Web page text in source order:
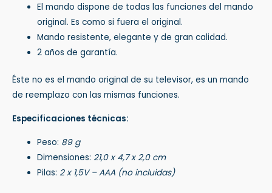
El mando dispone de todas las funciones del mando
original. Es como si fuera el original.
Mando resistente, elegante y de gran calidad.
2 años de garantía.
Éste no es el mando original de su televisor, es un mando
de reemplazo con las mismas funciones.
Especificaciones técnicas:
Peso: 89 g
Dimensiones:21,0 x 4,7 x 2,0 cm
Pilas:2 x 1,5V – AAA (no incluidas)